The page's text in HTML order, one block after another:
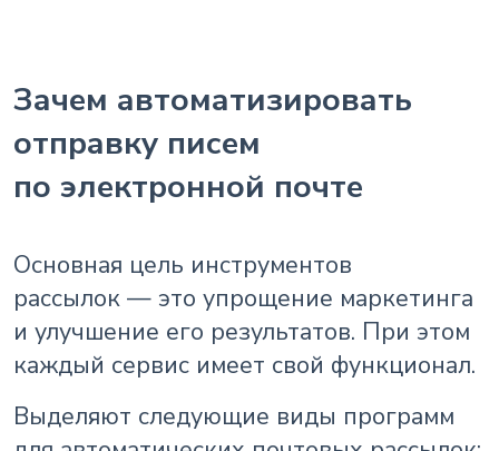
Зачем автоматизировать
отправку писем
по электронной почте
Основная цель инструментов
рассылок — это упрощение маркетинга
и улучшение его результатов. При этом
каждый сервис имеет свой функционал.
Выделяют следующие виды программ